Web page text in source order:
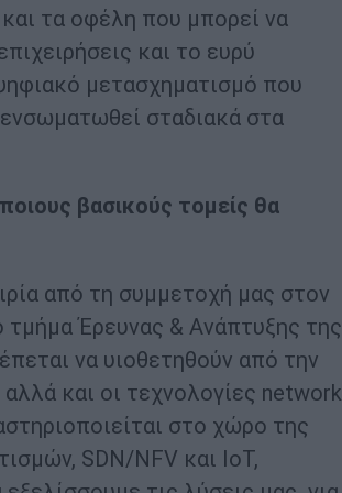
τα οφέλη που μπορεί να
και το ευρύ
μετασχηματισμό που
σταδιακά στα
βασικούς τομείς θα
από τη συμμετοχή μας στον
Έρευνας & Ανάπτυξης της
να υιοθετηθούν από την
και οι τεχνολογίες network
στο χώρο της
SDN/NFV και ΙοΤ,